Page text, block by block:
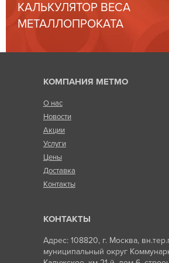
КАЛЬКУЛЯТОР ВЕСА
МЕТАЛЛОПРОКАТА
КОМПАНИЯ МЕТМО
О нас
Новости
Акции
Услуги
Цены
Доставка
Контакты
КОНТАКТЫ
Адрес: 108820, г. Москва,
муниципальный округ